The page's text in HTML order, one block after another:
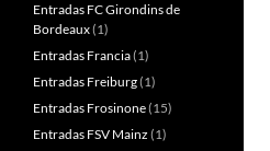
Entradas FC Girondins de
Bordeaux(1)
Entradas Francia(1)
Entradas Freiburg(1)
Entradas Frosinone(15)
Entradas FSV Mainz (1)